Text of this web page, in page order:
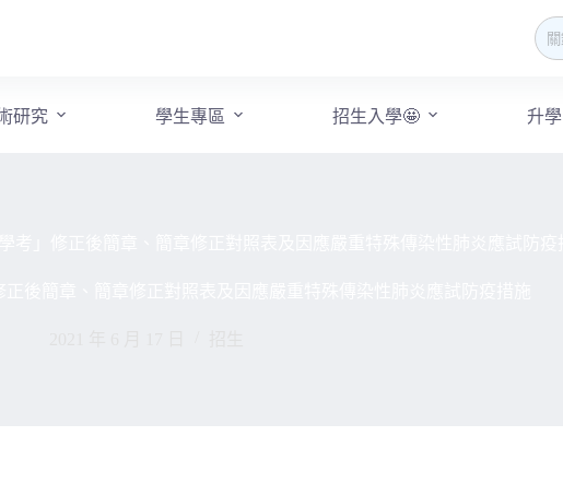
研究 學生專區 招生入學🤩 升學